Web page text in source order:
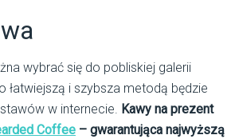
wybrać się do pobliskiej galerii
łatwiejszą i szybsza metodą będzie
w internecie. Kawy na prezent
Coffee– gwarantująca najwyższą